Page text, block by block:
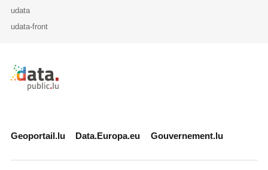
udata
udata-front
Retour à l'accueil de data.public.lu
Geoportail.lu Data.Europa.eu Gouvernement.lu